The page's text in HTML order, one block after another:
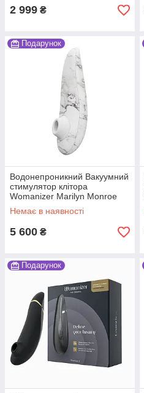
2 999 ₴
Подарунок
Водонепроникний Вакуумний
стимулятор клітора
Womanizer Marilyn Monroe
White Marble
Немає в наявності
5 600 ₴
Подарунок